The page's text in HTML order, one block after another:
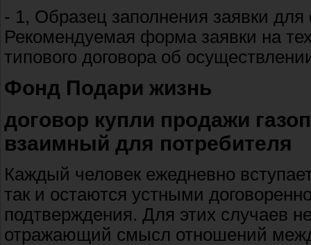
- 1, Образец заполнения заявки
Рекомендуемая форма заявки на
типового договора об
Фонд Подари жизнь
договор купли продажи
взаимный для потребителя
Каждый человек ежедневно
так и остаются устными
подтверждения. Для этих случаев
отражающий смысл отношений